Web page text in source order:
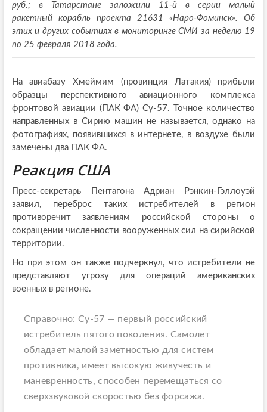
руб.; в Татарстане заложили 11-й в серии малый
ракетный корабль проекта 21631 «Наро-Фоминск». Об
этих и других событиях в мониторинге СМИ за неделю 19
по 25 февраля 2018 года.
На авиабазу Хмеймим (провинция Латакия) прибыли
образцы перспективного авиационного комплекса
фронтовой авиации (ПАК ФА) Су-57. Точное количество
направленных в Сирию машин не называется, однако на
фотографиях, появившихся в интернете, в воздухе были
замечены два ПАК ФА.
Реакция США
Пресс-секретарь Пентагона Адриан Рэнкин-Гэллоуэй
заявил, переброс таких истребителей в регион
противоречит заявлениям российской стороны о
сокращении численности вооруженных сил на сирийской
территории.
Но при этом он также подчеркнул, что истребители не
представляют угрозу для операций американских
военных в регионе.
Справочно: Су-57 — первый российский
истребитель пятого поколения. Самолет
обладает малой заметностью для систем
противника, имеет высокую живучесть и
маневренность, способен перемещаться со
сверхзвуковой скоростью без форсажа.